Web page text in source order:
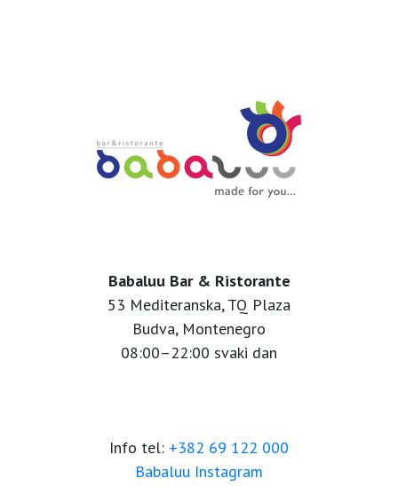
Babaluu Bar & Ristorante
53 Mediteranska, TQ Plaza
Budva, Montenegro
08:00–22:00 svaki dan
Info tel: +382 69 122 000
Babaluu Instagram